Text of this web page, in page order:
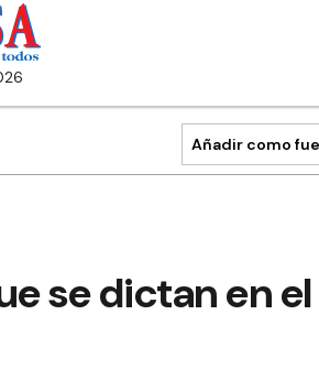
Añadir como
se dictan en el